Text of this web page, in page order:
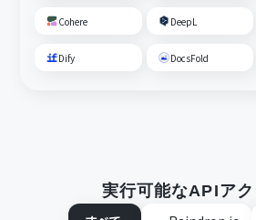
Cohere DeepL
Dify DocsFold
実行可能なAPIア